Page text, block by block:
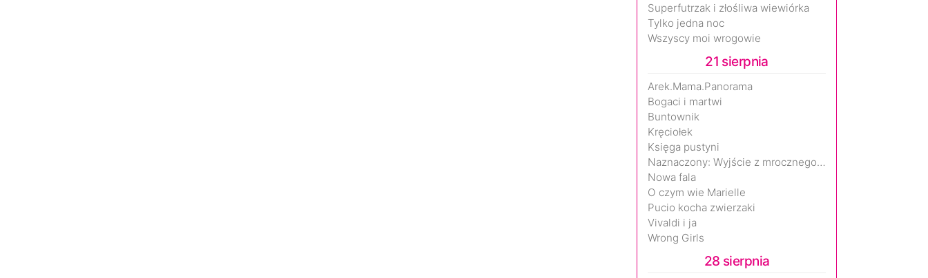
Superfutrzak i złośliwa wiewiórka
Tylko jedna noc
Wszyscy moi wrogowie
21 sierpnia
Arek.Mama.Panorama
Bogaci i martwi
Buntownik
Kręciołek
Księga pustyni
Naznaczony: Wyjście z mrocznego wymiaru
Nowa fala
O czym wie Marielle
Pucio kocha zwierzaki
Vivaldi i ja
Wrong Girls
28 sierpnia